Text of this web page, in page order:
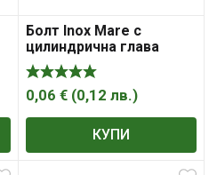
Болт Inox Mare с
цилиндрична глава
вътрешен шестостен
неръждаем M6x14 мм,
A2, 1 мм, DIN 912
0,06 € (0,12 лв.)
КУПИ